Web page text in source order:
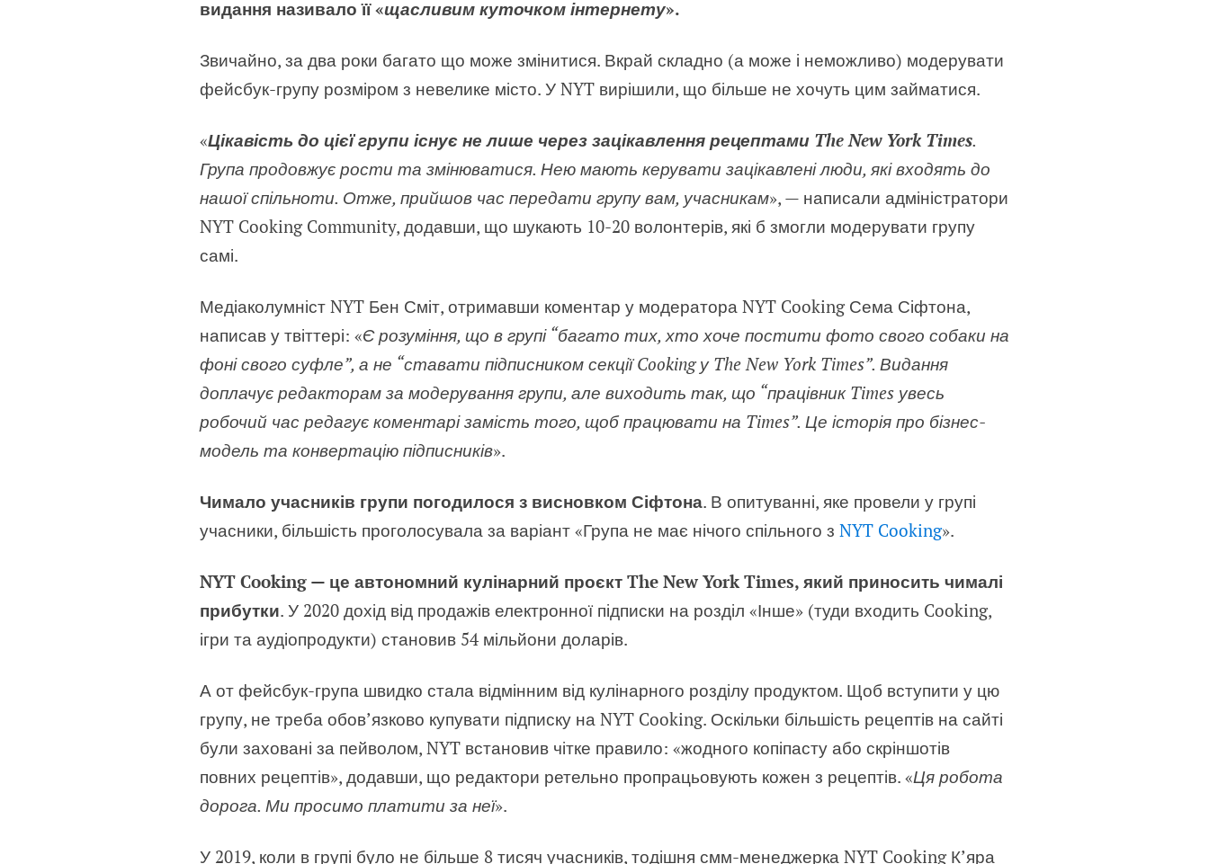
видання називало її «щасливим куточком інтернету».
Звичайно, за два роки багато що може змінитися. Вкрай складно (а може і неможливо) модерувати
фейсбук-групу розміром з невелике місто. У NYT вирішили, що більше не хочуть цим займатися.
«Цікавість до цієї групи існує не лише через зацікавлення рецептами The New York Times.
Група продовжує рости та змінюватися. Нею мають керувати зацікавлені люди, які входять до
нашої спільноти. Отже, прийшов час передати групу вам, учасникам», — написали адміністратори
NYT Cooking Community, додавши, що шукають 10-20 волонтерів, які б змогли модерувати групу
самі.
Медіаколумніст NYT Бен Сміт, отримавши коментар у модератора NYT Cooking Сема Сіфтона,
написав у твіттері: «Є розуміння, що в групі “багато тих, хто хоче постити фото свого собаки на
фоні свого суфле”, а не “ставати підписником секції Cooking у The New York Times”. Видання
доплачує редакторам за модерування групи, але виходить так, що “працівник Times увесь
робочий час редагує коментарі замість того, щоб працювати на Times”. Це історія про бізнес-
модель та конвертацію підписників».
Чимало учасників групи погодилося з висновком Сіфтона. В опитуванні, яке провели у групі
учасники, більшість проголосувала за варіант «Група не має нічого спільного з NYT Cooking».
NYT Cooking — це автономний кулінарний проєкт The New York Times, який приносить чималі
прибутки. У 2020 дохід від продажів електронної підписки на розділ «Інше» (туди входить Cooking,
ігри та аудіопродукти) становив 54 мільйони доларів.
А от фейсбук-група швидко стала відмінним від кулінарного розділу продуктом. Щоб вступити у цю
групу, не треба обов’язково купувати підписку на NYT Cooking. Оскільки більшість рецептів на сайті
були заховані за пейволом, NYT встановив чітке правило: «жодного копіпасту або скріншотів
повних рецептів», додавши, що редактори ретельно пропрацьовують кожен з рецептів. «Ця робота
дорога. Ми просимо платити за неї».
У 2019, коли в групі було не більше 8 тисяч учасників, тодішня смм-менеджерка NYT Cooking К’яра